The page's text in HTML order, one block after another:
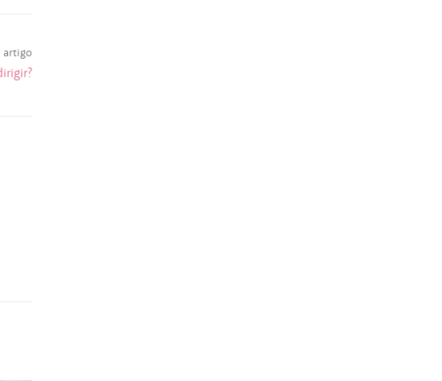
artigo